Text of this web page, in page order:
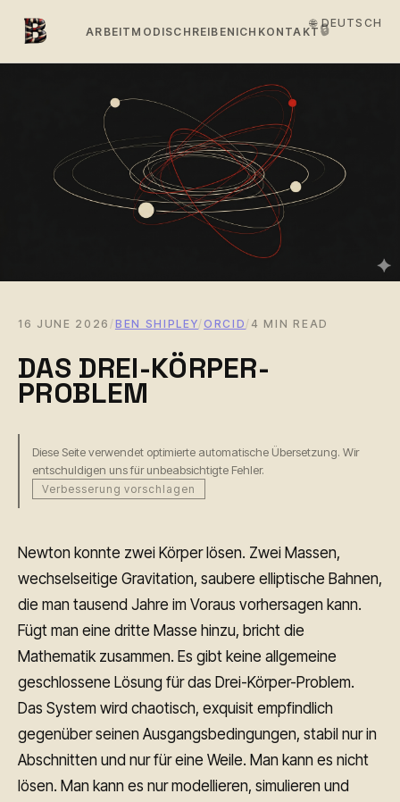
ARBEIT MODISCHREIBEN ICH KONTAKT 🔒
16 JUNE 2026 / BEN SHIPLEY/ ORCID / 4 MIN READ
DAS DREI-KÖRPER-
PROBLEM
Diese Seite verwendet optimierte automatische Übersetzung. Wir
entschuldigen uns für unbeabsichtigte Fehler.
Verbesserung vorschlagen
Newton konnte zwei Körper lösen. Zwei Massen,
wechselseitige Gravitation, saubere elliptische Bahnen,
die man tausend Jahre im Voraus vorhersagen kann.
Fügt man eine dritte Masse hinzu, bricht die
Mathematik zusammen. Es gibt keine allgemeine
geschlossene Lösung für das Drei-Körper-Problem.
Das System wird chaotisch, exquisit empfindlich
gegenüber seinen Ausgangsbedingungen, stabil nur in
Abschnitten und nur für eine Weile. Man kann es nicht
lösen. Man kann es nur modellieren, simulieren und
🌐 DEUTSCH